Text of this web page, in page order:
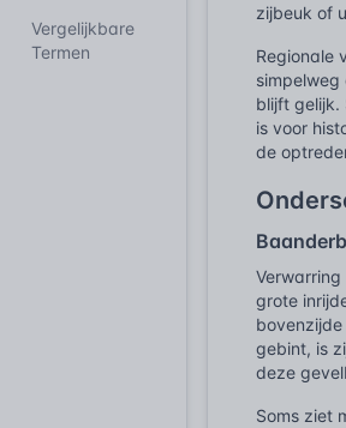
Vergelijkbare
Termen
zijbeuk of
Regionale
blijft gelijk.
is voor
de
grote
gebint, is
deze
Soms ziet